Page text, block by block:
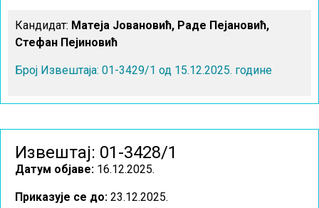
Кандидат: Матеја Јовановић, Раде Пејановић,
Стефан Пејиновић
Број Извештаја: 01-3429/1 од 15.12.2025. године
Извештај: 01-3428/1
Датум објаве: 16.12.2025.
Приказује се до: 23.12.2025.